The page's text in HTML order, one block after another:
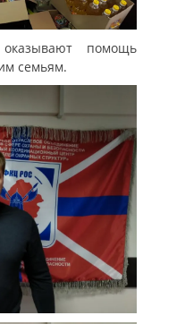
помощь
семьям.